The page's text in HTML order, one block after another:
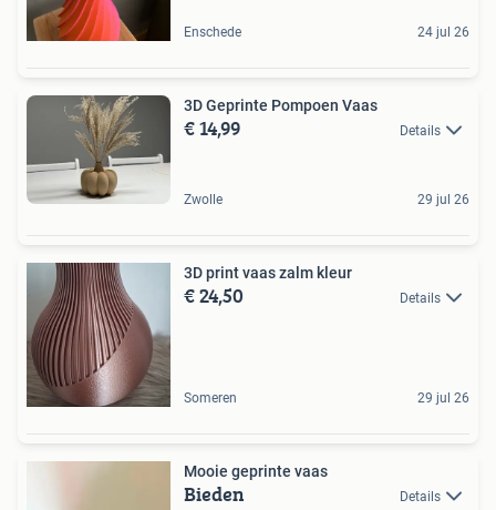
Enschede 24 jul 26
3D Geprinte Pompoen Vaas
€ 14,99 Details
Zwolle 29 jul 26
3D print vaas zalm kleur
€ 24,50 Details
Someren 29 jul 26
Mooie geprinte vaas
Bieden Details